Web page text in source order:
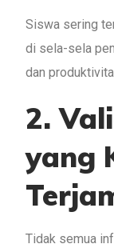
Siswa sering
di sela-sela
dan
2.
yang
Tidak semua